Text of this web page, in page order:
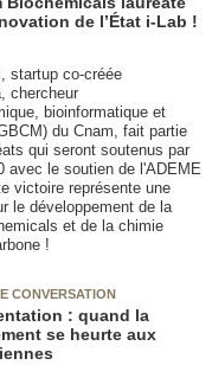
de l’État i-Lab !
startup co-créée
chercheur
bioinformatique et
du Cnam, fait partie
qui seront soutenus par
avec le soutien de l'ADEME
victoire représente une
le développement de la
et de la chimie
!
CONVERSATION
: quand la
se heurte aux